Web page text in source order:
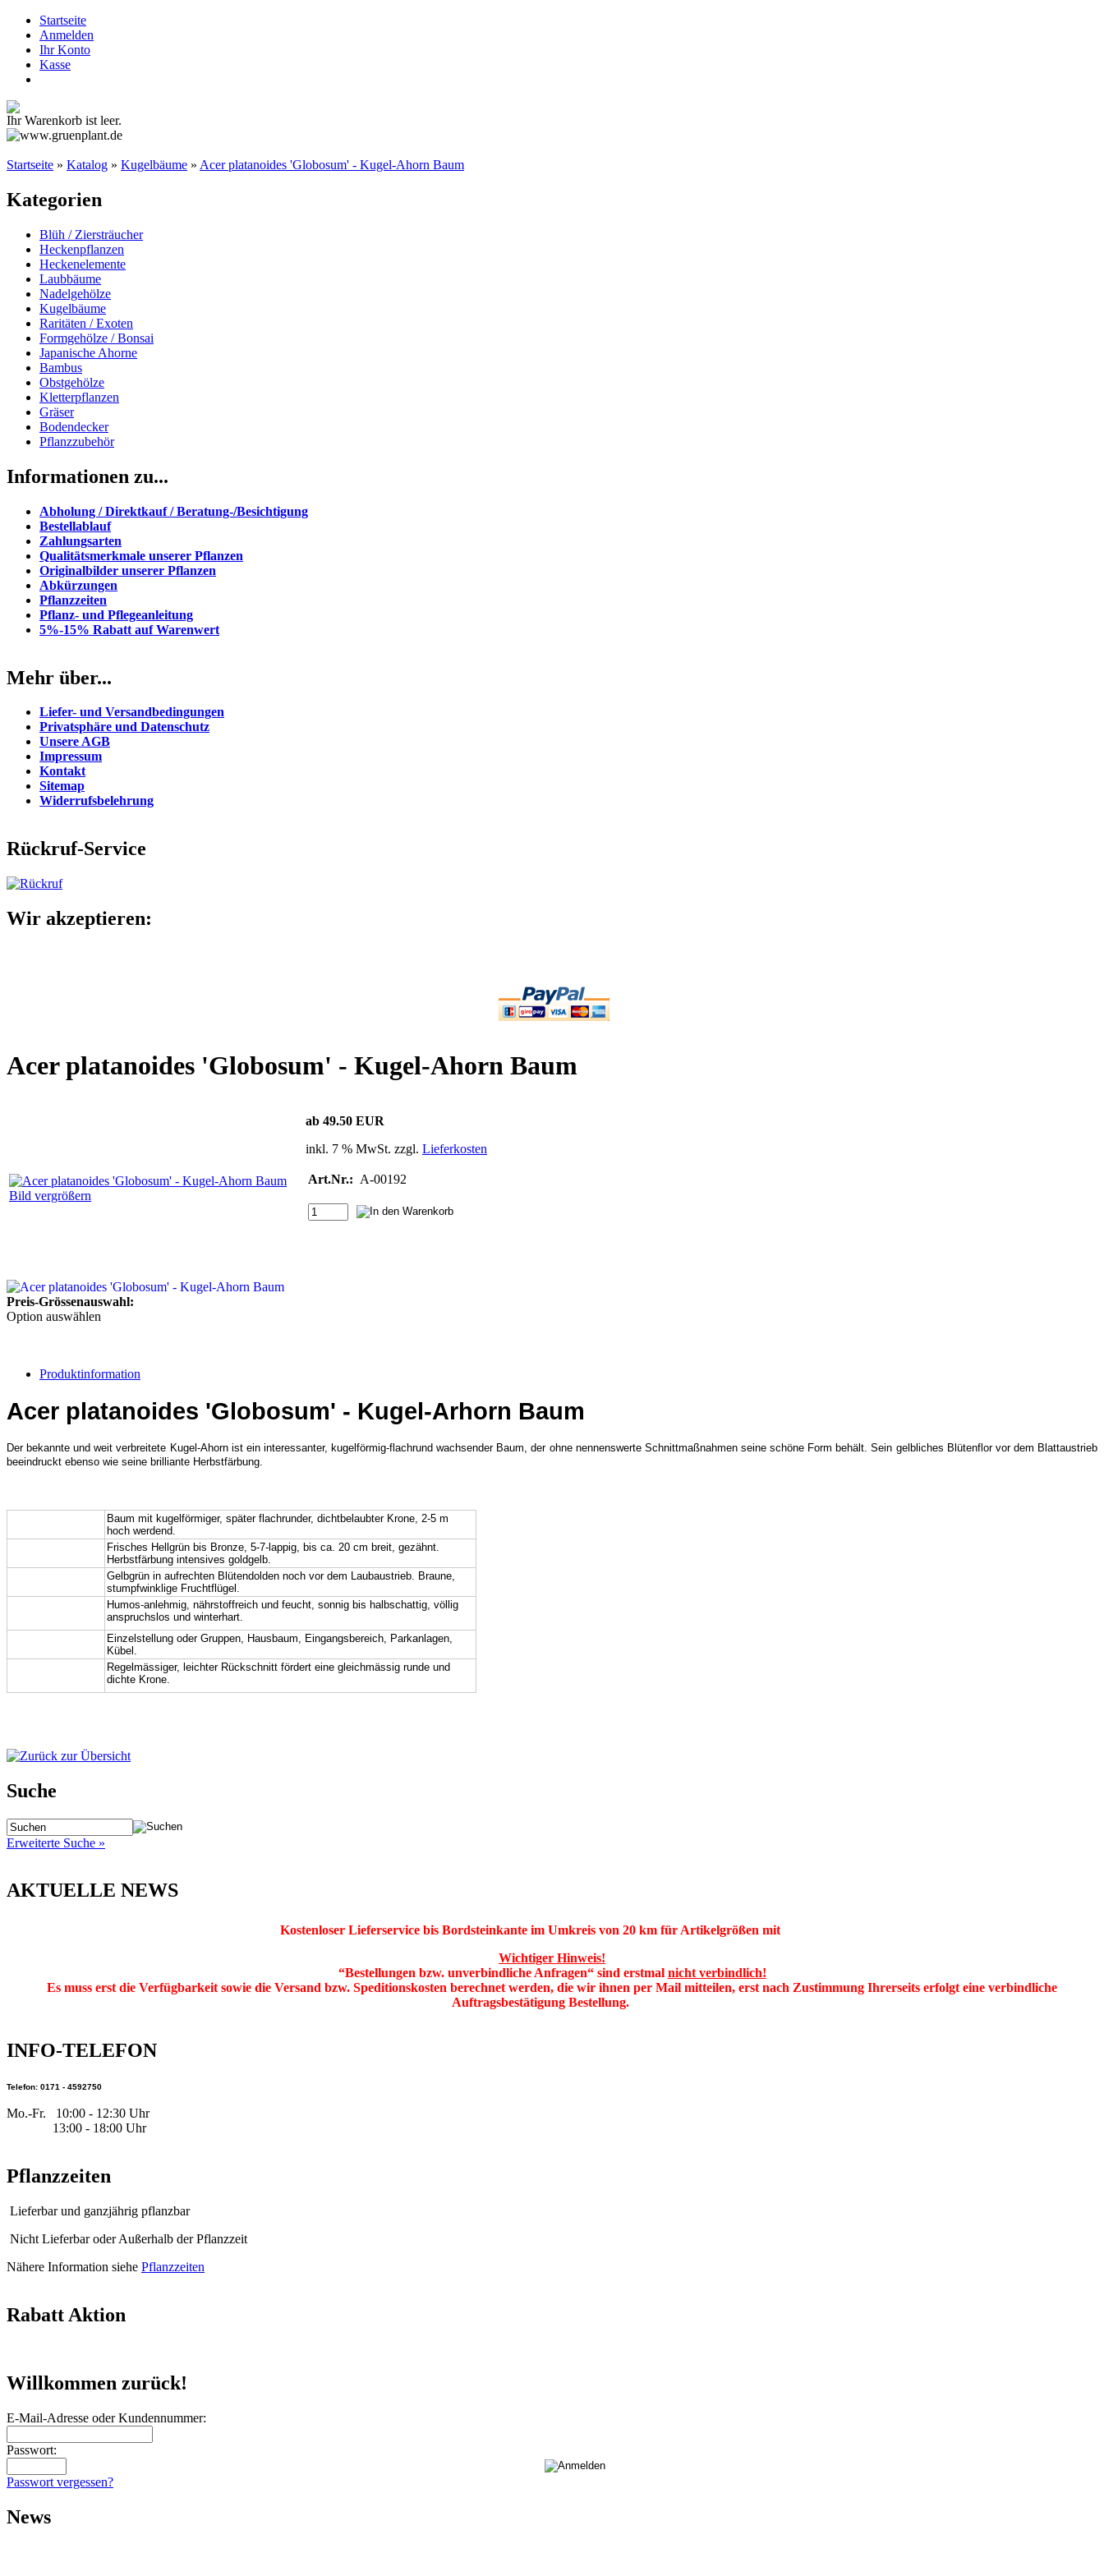
Startseite
Anmelden
Ihr Konto
Kasse
Ihr Warenkorb ist leer.
Startseite » Katalog » Kugelbäume » Acer platanoides 'Globosum' - Kugel-Ahorn Baum
Kategorien
Blüh / Ziersträucher
Heckenpflanzen
Heckenelemente
Laubbäume
Nadelgehölze
Kugelbäume
Raritäten / Exoten
Formgehölze / Bonsai
Japanische Ahorne
Bambus
Obstgehölze
Kletterpflanzen
Gräser
Bodendecker
Pflanzzubehör
Informationen zu...
Abholung / Direktkauf / Beratung-/Besichtigung
Bestellablauf
Zahlungsarten
Qualitätsmerkmale unserer Pflanzen
Originalbilder unserer Pflanzen
Abkürzungen
Pflanzzeiten
Pflanz- und Pflegeanleitung
5%-15% Rabatt auf Warenwert
Mehr über...
Liefer- und Versandbedingungen
Privatsphäre und Datenschutz
Unsere AGB
Impressum
Kontakt
Sitemap
Widerrufsbelehrung
Rückruf-Service
Wir akzeptieren:
Acer platanoides 'Globosum' - Kugel-Ahorn Baum
Bild vergrößern
ab 49.50 EUR
inkl. 7 % MwSt. zzgl. Lieferkosten
Art.Nr.: A-00192
Preis-Grössenauswahl:
Option auswählen
Produktinformation
Acer platanoides 'Globosum' - Kugel-Arhorn Baum
Der bekannte und weit verbreitete Kugel-Ahorn ist ein interessanter, kugelförmig-flachrund wachsender Baum, der ohne nennenswerte Schnittmaßnahmen seine schöne Form behält. Sein gelbliches Blütenflor vor dem Blattaustrieb
beeindruckt ebenso wie seine brilliante Herbstfärbung.
Baum mit kugelförmiger, später flachrunder, dichtbelaubter Krone, 2-5 m
hoch werdend.
Frisches Hellgrün bis Bronze, 5-7-lappig, bis ca. 20 cm breit, gezähnt.
Herbstfärbung intensives goldgelb.
Gelbgrün in aufrechten Blütendolden noch vor dem Laubaustrieb. Braune,
stumpfwinklige Fruchtflügel.
Humos-anlehmig , nährstoffreich und feucht, sonnig bis halbschattig, völlig
anspruchslos und winterhart.
Einzelstellung oder Gruppen , Hausbaum,
Eingangsbereich, Parkanlagen,
Kübel.
Regelmässiger, leichter Rückschnitt fördert eine gleichmässig runde und
dichte Krone.
Suche
Erweiterte Suche »
AKTUELLE NEWS
Kostenloser Lieferservice bis Bordsteinkante im Umkreis von 20 km für Artikelgrößen mit
Wichtiger Hinweis!
“Bestellungen bzw. unverbindliche Anfragen“ sind erstmal nicht verbindlich!
Es muss erst die Verfügbarkeit sowie die Versand bzw. Speditionskosten berechnet werden, die wir ihnen per Mail mitteilen, erst nach Zustimmung Ihrerseits erfolgt eine verbindliche
Auftragsbestätigung Bestellung.
INFO-TELEFON
Telefon: 0171 - 4592750
Mo.-Fr. 10:00 - 12:30 Uhr
13:00 - 18:00 Uhr
Pflanzzeiten
Lieferbar und ganzjährig pflanzbar
Nicht Lieferbar oder Außerhalb der Pflanzzeit
Nähere Information siehe Pflanzzeiten
Rabatt Aktion
Willkommen zurück!
E-Mail-Adresse oder Kundennummer:
Passwort:
Passwort vergessen?
News